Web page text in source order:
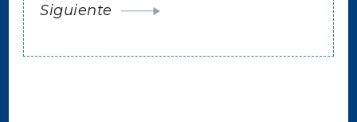
Siguiente